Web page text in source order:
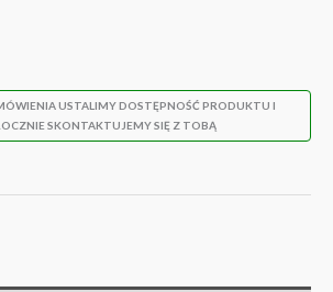
USTALIMY DOSTĘPNOŚĆ PRODUKTU I
SKONTAKTUJEMY SIĘ Z TOBĄ